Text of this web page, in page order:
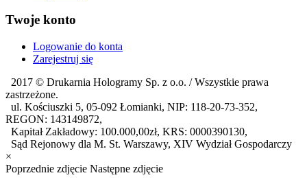
Twoje konto
Logowanie do konta
Zarejestruj się
2017 © Drukarnia Hologramy Sp. z o.o. / Wszystkie prawa
zastrzeżone.
ul. Kościuszki 5, 05-092 Łomianki, NIP: 118-20-73-352,
REGON: 143149872,
Kapitał Zakładowy: 100.000,00zł, KRS: 0000390130,
Sąd Rejonowy dla M. St. Warszawy, XIV Wydział Gospodarczy
×
Poprzednie zdjęcie Następne zdjęcie